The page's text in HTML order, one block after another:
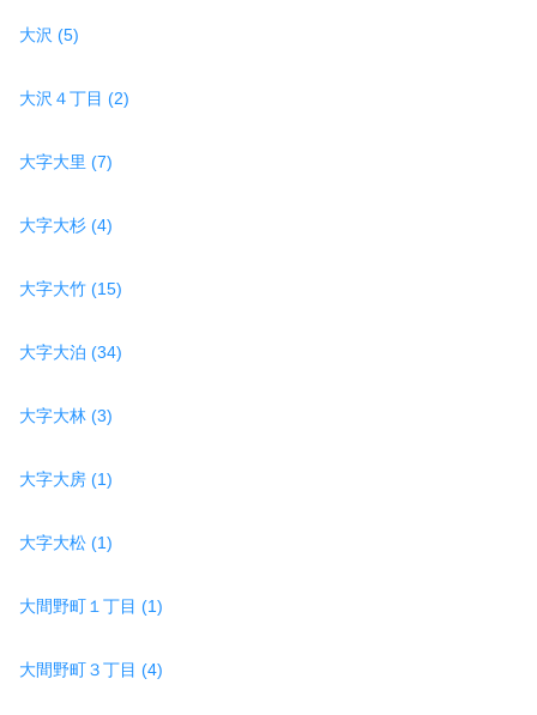
大沢 (5)
大沢４丁目 (2)
大字大里 (7)
大字大杉 (4)
大字大竹 (15)
大字大泊 (34)
大字大林 (3)
大字大房 (1)
大字大松 (1)
大間野町１丁目 (1)
大間野町３丁目 (4)